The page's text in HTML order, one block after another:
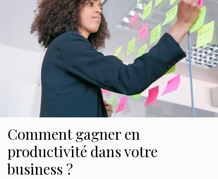
Comment gagner en
productivité dans votre
business ?